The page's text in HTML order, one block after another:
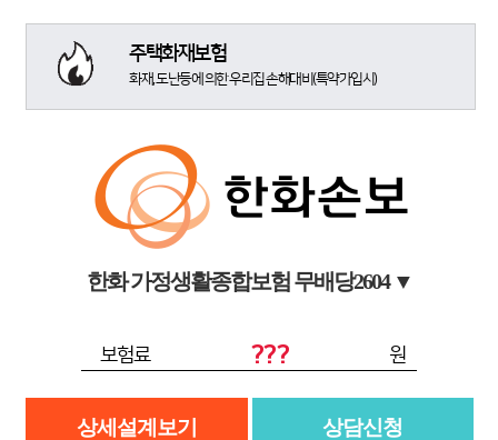
주택화재보험
화재, 도난등에 의한 우리집 손해대비(특약가입시)
한화 가정생활종합보험 무배당2604 ▼
보험료 ??? 원
상세설계보기 상담신청